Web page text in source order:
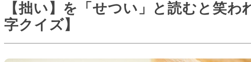
【拙い】を「せつい」と読むと笑
字クイズ】